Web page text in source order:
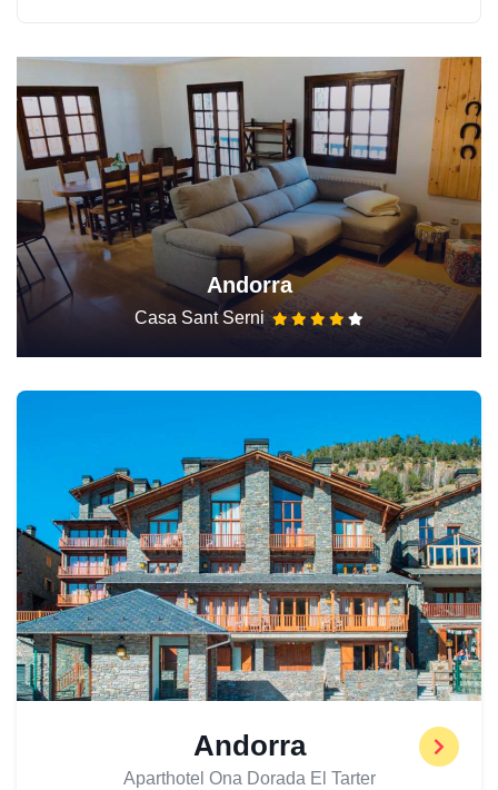
Andorra
Casa Sant Serni
Andorra
Aparthotel Ona Dorada El Tarter